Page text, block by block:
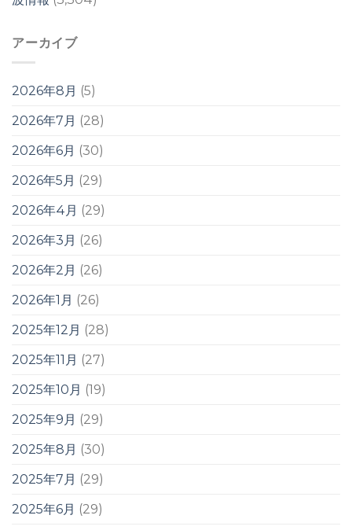
アーカイブ
2026年8月 (5)
2026年7月 (28)
2026年6月 (30)
2026年5月 (29)
2026年4月 (29)
2026年3月 (26)
2026年2月 (26)
2026年1月 (26)
2025年12月 (28)
2025年11月 (27)
2025年10月 (19)
2025年9月 (29)
2025年8月 (30)
2025年7月 (29)
2025年6月 (29)